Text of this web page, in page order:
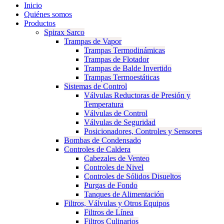
Inicio
Quiénes somos
Productos
Spirax Sarco
Trampas de Vapor
Trampas Termodinámicas
Trampas de Flotador
Trampas de Balde Invertido
Trampas Termoestáticas
Sistemas de Control
Válvulas Reductoras de Presión y
Temperatura
Válvulas de Control
Válvulas de Seguridad
Posicionadores, Controles y Sensores
Bombas de Condensado
Controles de Caldera
Cabezales de Venteo
Controles de Nivel
Controles de Sólidos Disueltos
Purgas de Fondo
Tanques de Alimentación
Filtros, Válvulas y Otros Equipos
Filtros de Línea
Filtros Culinarios